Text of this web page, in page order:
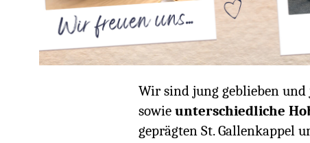
Wir sind jung geblieben
sowie unterschiedliche
geprägten St. Gallenkappel